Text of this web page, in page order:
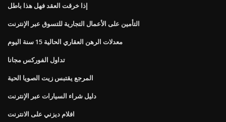
إذا خرقت العقد فهل هذا باطل
التأمين على الأعمال التجارية للتسوق عبر الإنترنت
معدلات الرهن العقاري الحالية 15 سنة اليوم
تداول الفوركس مجانا
المرجع يقتبس زيت الصويا الحية
دليل شراء السيارات عبر الإنترنت
افلام ديزني على الانترنت